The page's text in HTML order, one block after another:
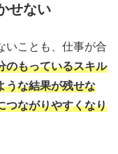
せない
いことも、仕事が合
のもっているスキル
うな結果が残せな
つながりやすくなり